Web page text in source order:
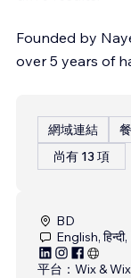
Founded by
over 5 years of
網域連結
尚有 13 項
BD
English,
平台： Wix &